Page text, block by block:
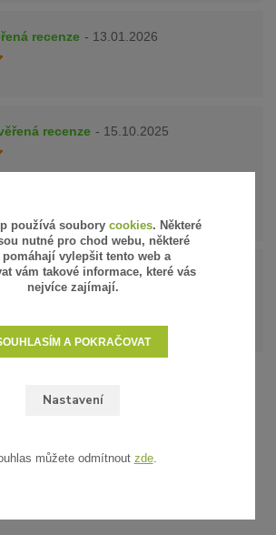
recenze - 13.01.2026
recenze - 15.10.2025
recenze - 16.09.2025
rychlé dodaní
V KATEGORIÍCH
používá soubory cookies. Některé
nutné pro chod webu, některé
pomáhají vylepšit tento web a
vám takové informace, které vás
nejvíce zajímají.
Nastavení
A POKRAČOVAT
můžete odmítnout zde.